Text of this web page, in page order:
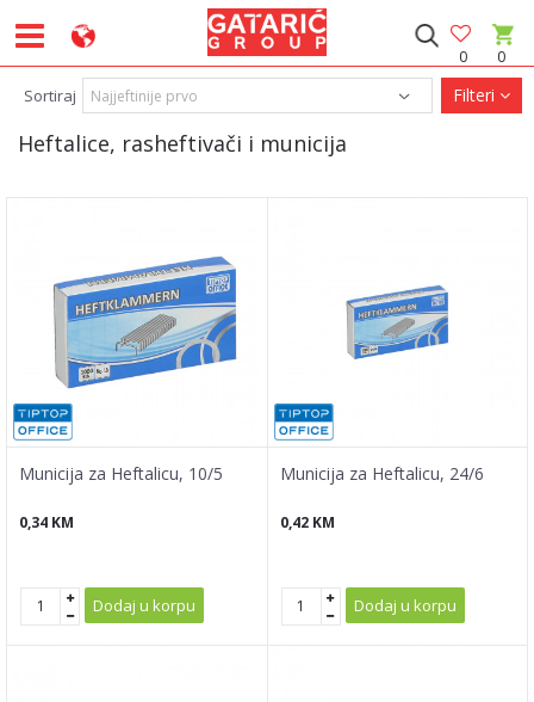
0
0
Heftalice, rasheftivači i municija
Sortiraj Filteri
Municija za Heftalicu, 10/5
0,34 KM
Dodaj u korpu
Municija za Heftalicu, 24/6
0,42 KM
Dodaj u korpu